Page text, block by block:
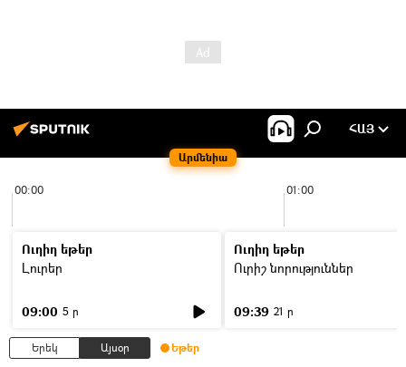
Արմենիա
ՀԱՅ
00:00 01:00
Ուղիղ եթեր
Լուրեր
09:00 5 ր
Ուղիղ եթեր
Ուրիշ նորություններ
09:39 21 ր
Երեկ Այսօր Եթեր